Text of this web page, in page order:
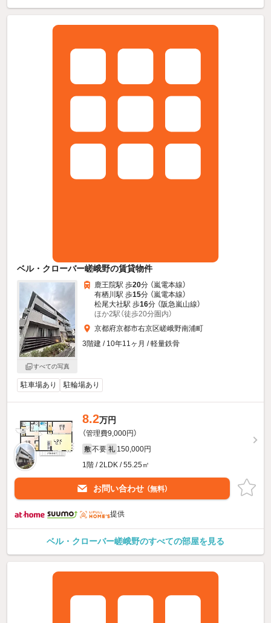
ベル・クローバー嵯峨野の賃貸物件
すべての写真
鹿王院駅 歩20分 （嵐電本線）
有栖川駅 歩15分 （嵐電本線）
松尾大社駅 歩16分 （阪急嵐山線）
ほか2駅（徒歩20分圏内）
京都府京都市右京区嵯峨野南浦町
3階建 / 10年11ヶ月 / 軽量鉄骨
駐車場あり 駐輪場あり
8.2万円
（管理費9,000円）
敷 不要 礼 150,000円
1階 / 2LDK / 55.25㎡
お問い合わせ （無料）
提供
ベル・クローバー嵯峨野のすべての部屋を見る